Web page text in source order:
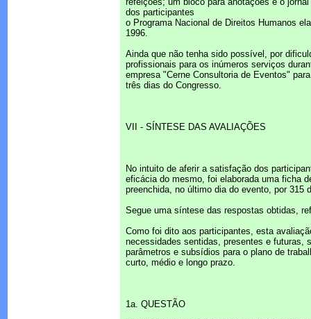
dos participantes
o Programa Nacional de Direitos Humanos
1996.
Ainda que não tenha sido possível, por
profissionais para os inúmeros serviços
empresa "Cerne Consultoria de Eventos"
três dias do Congresso.
VII - SÍNTESE DAS AVALIAÇÕES
No intuito de aferir a satisfação dos
eficácia do mesmo, foi elaborada uma ficha
preenchida, no último dia do evento, por 315
Segue uma síntese das respostas obtidas,
Como foi dito aos participantes, esta
necessidades sentidas, presentes e futuras,
parâmetros e subsídios para o plano de
curto, médio e longo prazo.
1a. QUESTÃO